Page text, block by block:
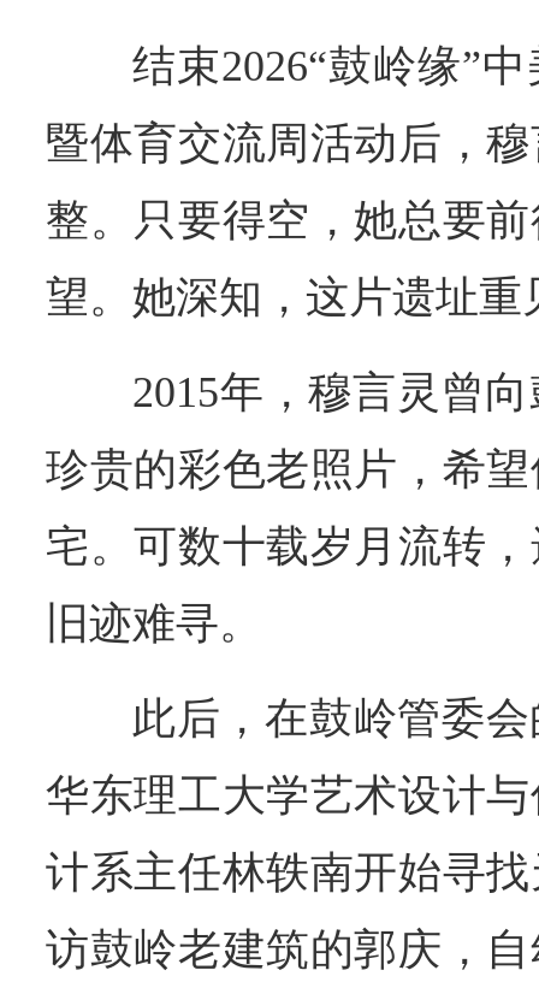
结束2026“鼓岭缘”
暨体育交流周活动后，
整。只要得空，她总要
望。她深知，这片遗址
2015年，穆言灵曾
珍贵的彩色老照片，希
宅。可数十载岁月流转
旧迹难寻。
此后，在鼓岭管委
华东理工大学艺术设计
计系主任林轶南开始寻
访鼓岭老建筑的郭庆，